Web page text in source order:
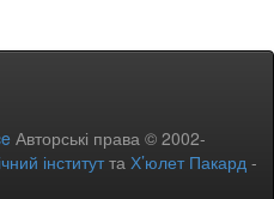
Авторські права © 2002-
інститутта Х’юлет Пакард -